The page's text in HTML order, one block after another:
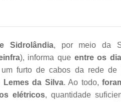
Sidrolândia, por meio da
), informa que entre os
um furto de cabos da rede de
Lemes da Silva. Ao todo,
elétricos, quantidade